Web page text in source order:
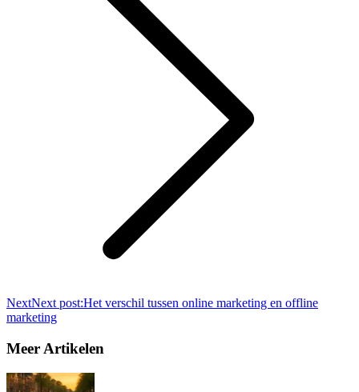
NextNext post:Het verschil tussen online marketing en offline
marketing
Meer Artikelen